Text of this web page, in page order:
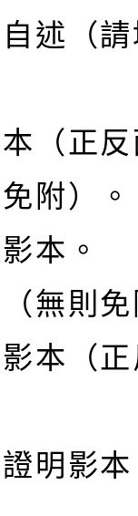
述（
（正
免附）
本。
無則
本（
明影